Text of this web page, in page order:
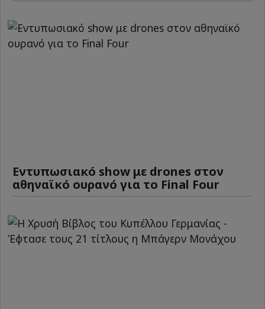
Εντυπωσιακό show με drones στον
αθηναϊκό ουρανό για το Final Four